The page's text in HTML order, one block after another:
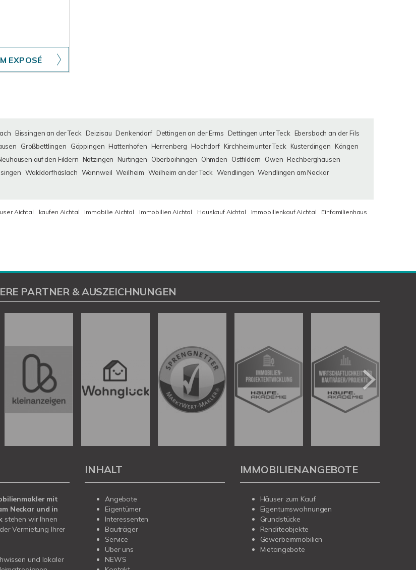
EXPOSÉ
Bissingen an der Teck Deizisau Denkendorf Dettingen an der Erms Dettingen unter Teck
Ebersbach an der Fils
Großbettlingen Göppingen Hattenhofen Herrenberg Hochdorf Kirchheim unter Teck Kusterdingen
Köngen
auf den Fildern Notzingen Nürtingen Oberboihingen Ohmden Ostfildern Owen Rechberghausen
Walddorfhäslach Wannweil Weilheim Weilheim an der Teck Wendlingen Wendlingen am Neckar
Aichtal kaufen Aichtal Immobilie Aichtal Immobilien Aichtal Hauskauf Aichtal Immobilienkauf Aichtal
Einfamilienhaus
PARTNER & AUSZEICHNUNGEN
mit
Neckar und in
stehen wir Ihnen
Vermietung Ihrer
und lokaler
INHALT
Angebote
Eigentümer
Interessenten
Bauträger
Service
Über uns
NEWS
IMMOBILIENANGEBOTE
Häuser zum Kauf
Eigentumswohnungen
Grundstücke
Renditeobjekte
Gewerbeimmobilien
Mietangebote